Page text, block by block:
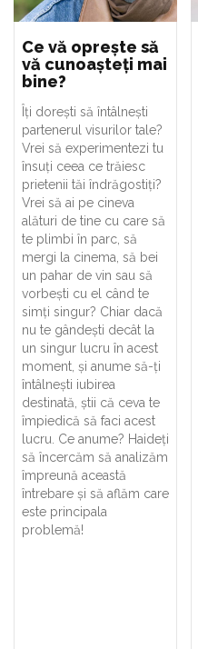
Ce vă oprește să
vă cunoașteți mai
bine?
Îți dorești să întâlnești
partenerul visurilor tale?
Vrei să experimentezi tu
însuți ceea ce trăiesc
prietenii tăi îndrăgostiți?
Vrei să ai pe cineva
alături de tine cu care să
te plimbi în parc, să
mergi la cinema, să bei
un pahar de vin sau să
vorbești cu el când te
simți singur? Chiar dacă
nu te gândești decât la
un singur lucru în acest
moment, și anume să-ți
întâlnești iubirea
destinată, știi că ceva te
împiedică să faci acest
lucru. Ce anume? Haideți
să încercăm să analizăm
împreună această
întrebare și să aflăm care
este principala
problemă!